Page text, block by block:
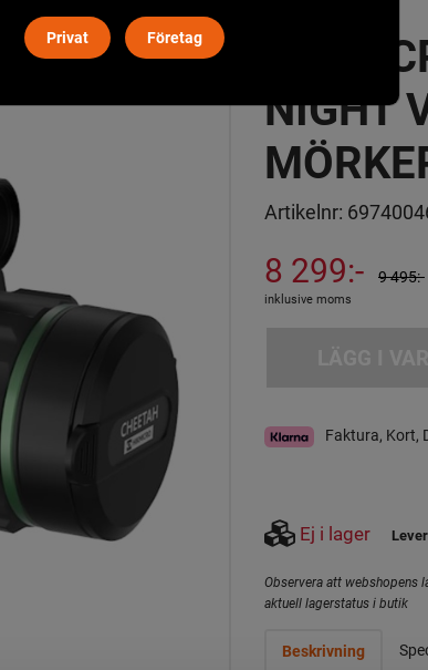
NIGHT
Artikelnr:
8 299:- 9 495:-
inklusive moms
Faktura, Kort,
Ej i lager
Observera att webshopens
aktuell lagerstatus i butik
Beskrivning
Privat Företag